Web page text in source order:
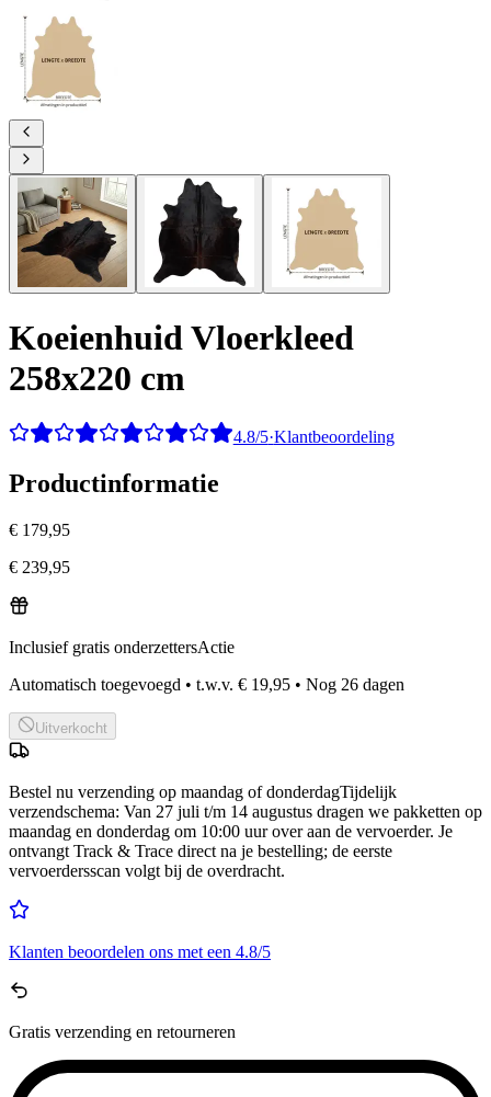
Koeienhuid Vloerkleed
258x220 cm
4.8/5·Klantbeoordeling
Productinformatie
€ 179,95
€ 239,95
Inclusief gratis onderzettersActie
Automatisch toegevoegd • t.w.v. € 19,95 • Nog 26 dagen
Uitverkocht
Bestel nu verzending op maandag of donderdagTijdelijk
verzendschema: Van 27 juli t/m 14 augustus dragen we pakketten op
maandag en donderdag om 10:00 uur over aan de vervoerder. Je
ontvangt Track & Trace direct na je bestelling; de eerste
vervoerdersscan volgt bij de overdracht.
Klanten beoordelen ons met een 4.8/5
Gratis verzending en retourneren